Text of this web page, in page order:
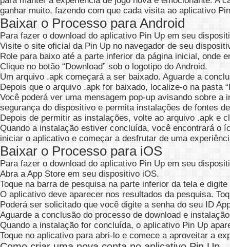
ganhar muito, fazendo com que cada visita ao aplicativo
Baixar o Processo para Android
Para fazer o download do aplicativo Pin Up em seu
Visite o site oficial da Pin Up no navegador de seu
Role para baixo até a parte inferior da página inicial, onde
Clique no botão “Download” sob o logotipo do Android.
Um arquivo .apk começará a ser baixado. Aguarde a
Depois que o arquivo .apk for baixado, localize-o na pasta
Você poderá ver uma mensagem pop-up avisando sobre
segurança do dispositivo e permita instalações de fontes
Depois de permitir as instalações, volte ao arquivo .apk e
Quando a instalação estiver concluída, você encontrará o
iniciar o aplicativo e começar a desfrutar de uma
Baixar o Processo para iOS
Para fazer o download do aplicativo Pin Up em seu
Abra a App Store em seu dispositivo iOS.
Toque na barra de pesquisa na parte inferior da tela e digite
O aplicativo deve aparecer nos resultados da pesquisa.
Poderá ser solicitado que você digite a senha do seu ID
Aguarde a conclusão do processo de download e
Quando a instalação for concluída, o aplicativo Pin Up
Toque no aplicativo para abri-lo e comece a aproveitar a